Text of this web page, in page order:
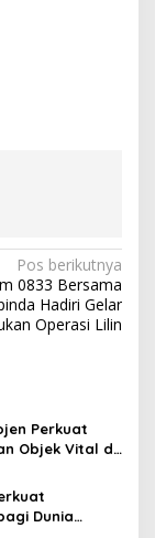
Pos berikutnya
0833 Bersama
Hadiri Gelar
Operasi Lilin
Perkuat
Objek Vital di
Dunia